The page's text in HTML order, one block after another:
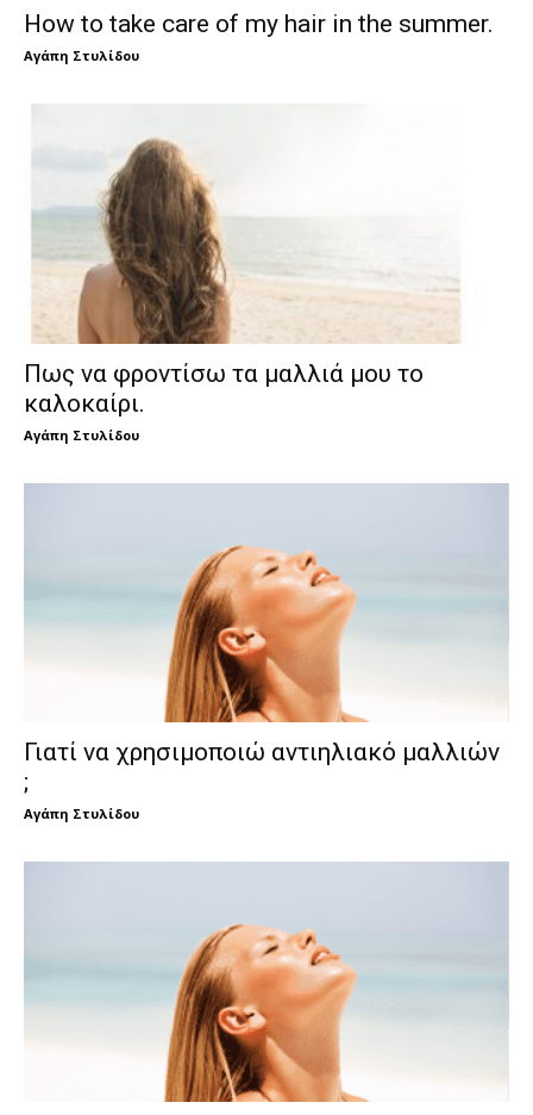
How to take care of my hair in the summer.
Αγάπη Στυλίδου
Πως να φροντίσω τα μαλλιά μου το
καλοκαίρι.
Αγάπη Στυλίδου
Γιατί να χρησιμοποιώ αντιηλιακό μαλλιών
;
Αγάπη Στυλίδου